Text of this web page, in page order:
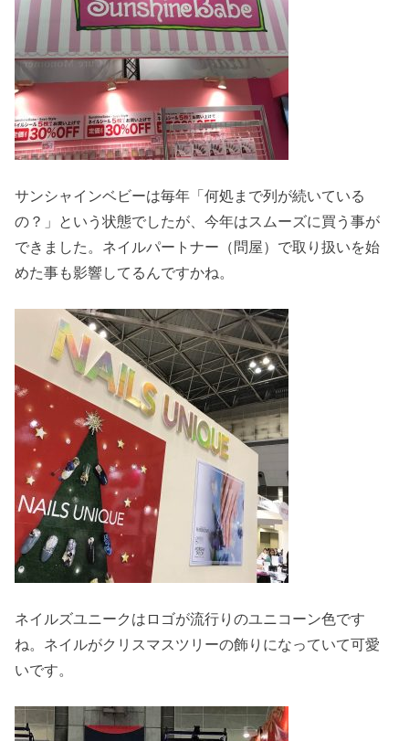
サンシャインベビーは毎年「何処まで列が続いている
の？」という状態でしたが、今年はスムーズに買う事が
できました。ネイルパートナー（問屋）で取り扱いを始
めた事も影響してるんですかね。
ネイルズユニークはロゴが流行りのユニコーン色です
ね。ネイルがクリスマスツリーの飾りになっていて可愛
いです。